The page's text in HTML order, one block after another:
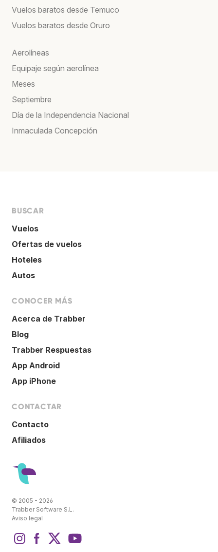
Vuelos baratos desde Temuco
Vuelos baratos desde Oruro
Aerolíneas
Equipaje según aerolínea
Meses
Septiembre
Día de la Independencia Nacional
Inmaculada Concepción
BUSCAR
Vuelos
Ofertas de vuelos
Hoteles
Autos
CONOCER MÁS
Acerca de Trabber
Blog
Trabber Respuestas
App Android
App iPhone
CONTACTAR
Contacto
Afiliados
© 2005 - 2026
Trabber Software S.L.
Aviso legal